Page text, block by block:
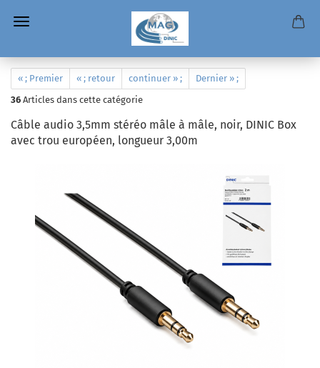
« ; Premier « ; retour continuer » ;
Dernier » ;
36 Articles dans cette catégorie
Câble audio 3,5mm stéréo mâle à mâle, noir, DINIC Box
avec trou européen, longueur 3,00m